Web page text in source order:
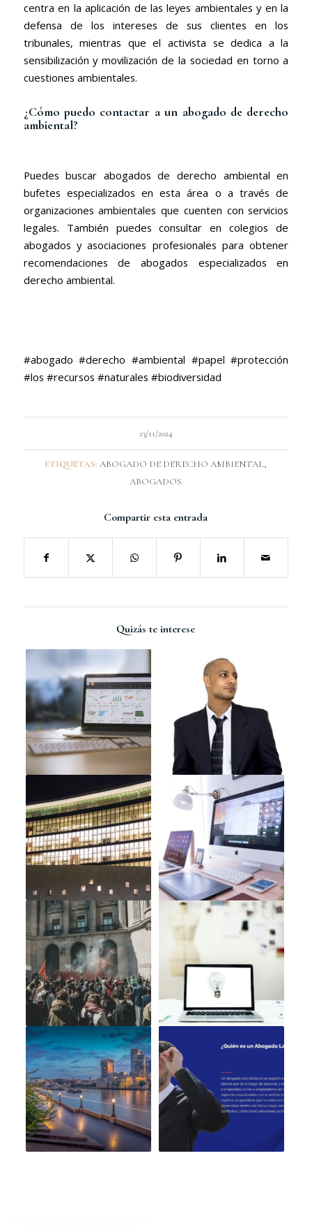
centra en la aplicación de las leyes ambientales y en la
defensa de los intereses de sus clientes en los
tribunales, mientras que el activista se dedica a la
sensibilización y movilización de la sociedad en torno a
cuestiones ambientales.
¿Cómo puedo contactar a un abogado de derecho
ambiental?
Puedes buscar abogados de derecho ambiental en
bufetes especializados en esta área o a través de
organizaciones ambientales que cuenten con servicios
legales. También puedes consultar en colegios de
abogados y asociaciones profesionales para obtener
recomendaciones de abogados especializados en
derecho ambiental.
#abogado #derecho #ambiental #papel #protección
#los #recursos #naturales #biodiversidad
23/11/2024
ETIQUETAS: ABOGADO DE DERECHO AMBIENTAL,
ABOGADOS
Compartir esta entrada
Quizás te interese